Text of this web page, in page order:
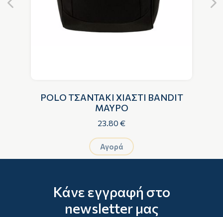
POLO ΤΣΑΝΤΑΚΙ ΧΙΑΣΤΙ BANDIT
ΜΑΥΡΟ
23.80 €
Αγορά
Κάνε εγγραφή στο
newsletter μας